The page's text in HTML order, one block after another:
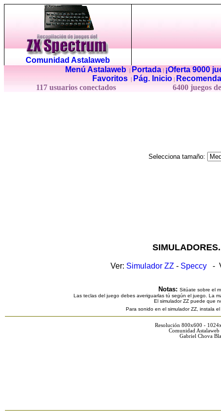
Comunidad Astalaweb
Menú Astalaweb| Portada|
¡Oferta 9000
Favoritos
Pág. Inicio
117 usuarios conectados
6400 juegos
Selecciona tamaño:
Ver: Simulador ZZ - Speccy -
Notas: Sitúate sobre el
Las teclas del juego debes averiguarlas tú según el juego. La
El simulador ZZ puede que
Para sonido en el simulador ZZ, instala
Resolución 800x600 -
Comunidad
Gabriel Chova